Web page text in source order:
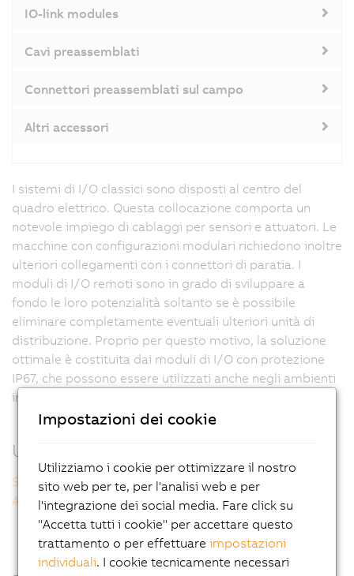
IO-link modules
Cavi preassemblati
Connettori preassemblati sul campo
Altri accessori
I sistemi di I/O classici sono disposti al centro del
quadro elettrico. Questa collocazione comporta un
notevole impiego di cablaggi per sensori e attuatori. Le
macchine con configurazioni modulari richiedono inoltre
ulteriori collegamenti con i connettori di paratia. I
moduli di I/O remoti sono in grado di sviluppare a
fondo le loro potenzialità soltanto se è possibile
eliminare completamente eventuali ulteriori unità di
distribuzione. Proprio per questo motivo, la soluzione
ottimale è costituita dai moduli di I/O con protezione
IP67, che possono essere utilizzati anche negli ambienti
industriali più severi.
Ulteriori informazioni
Sicurezza, robustezza, ...
Apertura, compattezza, ...
Impostazioni dei cookie
Utilizziamo i cookie per ottimizzare il nostro
sito web per te, per l'analisi web e per
l'integrazione dei social media. Fare click su
"Accetta tutti i cookie" per accettare questo
trattamento o per effettuareimpostazioni
individuali. I cookie tecnicamente necessari